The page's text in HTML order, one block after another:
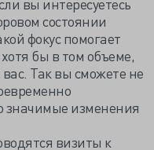
состоянии
фокус помогает
бы в том объеме,
Так вы сможете не
значимые изменения
визиты к